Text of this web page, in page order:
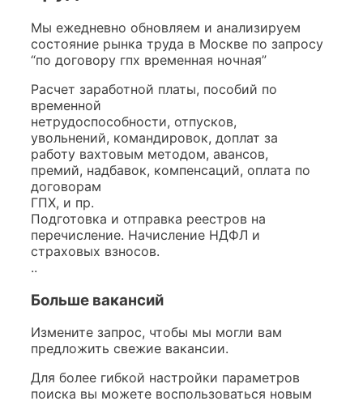
Мы ежедневно обновляем и анализируем
состояние рынка труда в Москве по запросу
“по договору гпх временная ночная”
Расчет заработной платы, пособий по
временной
нетрудоспособности, отпусков,
увольнений, командировок, доплат за
работу вахтовым методом, авансов,
премий, надбавок, компенсаций, оплата по
договорам
ГПХ, и пр.
Подготовка и отправка реестров на
перечисление. Начисление НДФЛ и
страховых взносов.
..
Больше вакансий
Измените запрос, чтобы мы могли вам
предложить свежие вакансии.
Для более гибкой настройки параметров
поиска вы можете воспользоваться новым